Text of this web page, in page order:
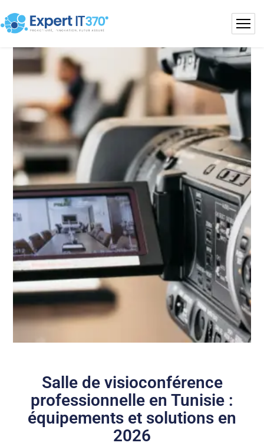
Salle de visioconférence
professionnelle en Tunisie :
équipements et solutions en
2026